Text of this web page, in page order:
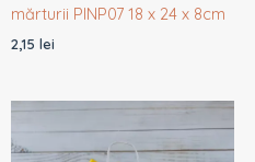
mărturii PINP07 18 x 24 x 8cm
2,15 lei